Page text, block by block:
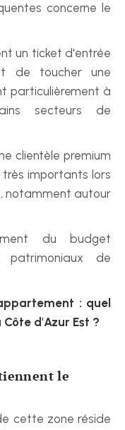
concerne le
un ticket d'entrée
de toucher une
particulièrement à
secteurs de
clientèle premium
importants lors
notamment autour
du budget
de
: quel
d'Azur Est ?
le
cette zone réside